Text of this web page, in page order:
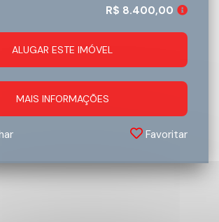
R$ 8.400,00
ALUGAR ESTE IMÓVEL
MAIS INFORMAÇÕES
Favoritar